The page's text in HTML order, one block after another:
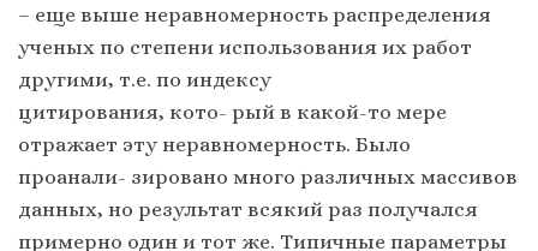
– еще выше неравномерность распределения
ученых по степени использования их работ
другими, т.е. по индексу
цитирования, кото- рый в какой-то мере
отражает эту неравномерность. Было
проанали- зировано много различных массивов
данных, но результат всякий раз получался
примерно один и тот же. Типичные параметры